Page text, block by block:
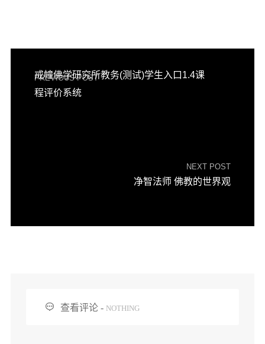
PREVIOUS POST
戒幢佛学研究所教务(测试)学生入口1.4课
程评价系统
NEXT POST
净智法师 佛教的世界观
 查看评论 - NOTHING